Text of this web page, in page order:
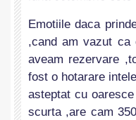
Emotiile daca
,cand am vazut
aveam rezervare
fost o hotarare
asteptat cu
scurta ,are cam